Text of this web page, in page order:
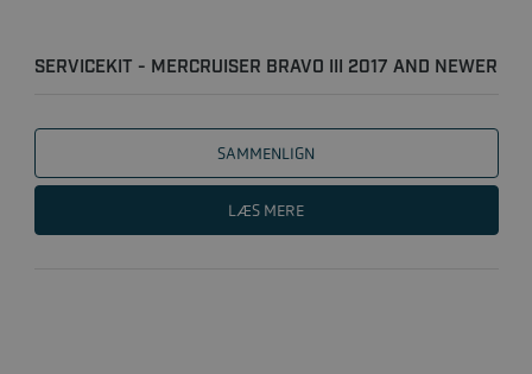
SERVICEKIT - MERCRUISER BRAVO III 2017 AND NEWER
SAMMENLIGN
LÆS MERE